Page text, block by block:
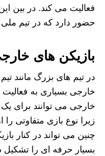
فعالیت می کند. در بین
حضور دارد که در تیم ملی
بازیکن های
در تیم های بزرگ مانند
خارجی بسیاری به فعالیت
خارجی می توانند برای یک
زیرا نوع بازی متفاوتی
چنین می تواند در کنار
بسیار حرفه ای را تشکیل